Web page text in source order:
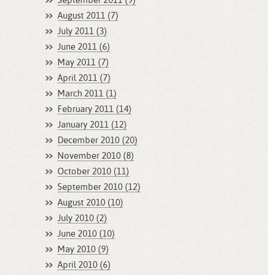
August 2011 (7)
July 2011 (3)
June 2011 (6)
May 2011 (7)
April 2011 (7)
March 2011 (1)
February 2011 (14)
January 2011 (12)
December 2010 (20)
November 2010 (8)
October 2010 (11)
September 2010 (12)
August 2010 (10)
July 2010 (2)
June 2010 (10)
May 2010 (9)
April 2010 (6)